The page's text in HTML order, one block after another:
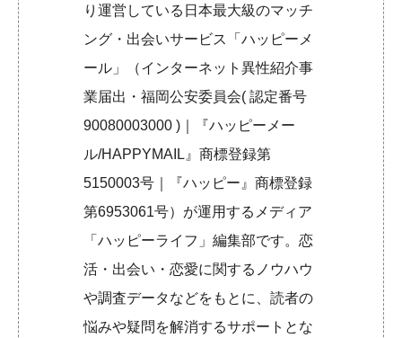
り運営している日本最大級のマッチ
ング・出会いサービス「ハッピーメ
ール」（インターネット異性紹介事
業届出・福岡公安委員会( 認定番号
90080003000 )｜『ハッピーメー
ル/HAPPYMAIL』商標登録第
5150003号｜『ハッピー』商標登録
第6953061号）が運用するメディア
「ハッピーライフ」編集部です。恋
活・出会い・恋愛に関するノウハウ
や調査データなどをもとに、読者の
悩みや疑問を解消するサポートとな